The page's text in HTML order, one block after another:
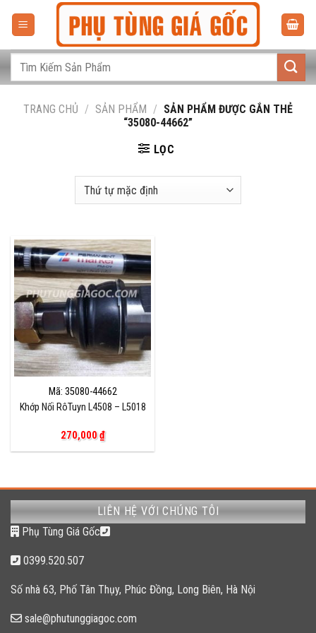
dungTìm
TRANG CHỦ / SẢN PHẨM / SẢN PHẨM ĐƯỢC GẮN THẺ
“35080-44662”
LỌC
Mã: 35080-44662
Khớp Nối RôTuyn L4508 – L5018
270,000₫
LIÊN HỆ VỚI CHÚNG TÔI
Phụ Tùng Giá Gốc
0399.520.507
Số nhà 63, Phố Tân Thụy, Phúc Đồng, Long Biên, Hà Nội
sale@phutunggiagoc.com